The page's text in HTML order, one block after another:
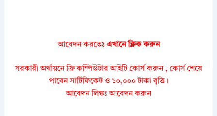
আবেদন করতেঃ এখানে ক্লিক করুন
সরকারী অর্থায়নে ফ্রি কম্পিউটার আইটি কোর্স করুন , কোর্স শেষে
পাবেন সার্টিফিকেট ও ১০,০০০ টাকা বৃত্তি।
আবেদন লিঙ্কঃ আবেদন করুন